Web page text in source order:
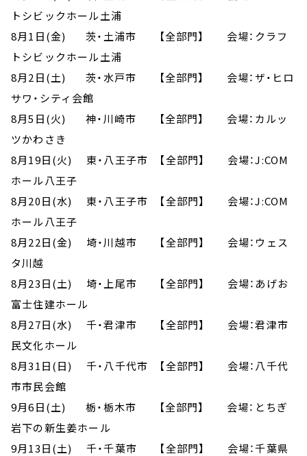
トシビックホール土浦
8月1日(金) 茨・土浦市 【全部門】 会場：クラフ
トシビックホール土浦
8月2日(土) 茨・水戸市 【全部門】 会場：ザ・ヒロ
サワ・シティ会館
8月5日(火) 神・川崎市 【全部門】 会場：カルッ
ツかわさき
8月19日(火) 東・八王子市 【全部門】 会場：J:COM
ホール八王子
8月20日(水) 東・八王子市 【全部門】 会場：J:COM
ホール八王子
8月22日(金) 埼・川越市 【全部門】 会場：ウェス
タ川越
8月23日(土) 埼・上尾市 【全部門】 会場：あげお
富士住建ホール
8月27日(水) 千・君津市 【全部門】 会場：君津市
民文化ホール
8月31日(日) 千・八千代市 【全部門】 会場：八千代
市市民会館
9月6日(土) 栃・栃木市 【全部門】 会場：とちぎ
岩下の新生姜ホール
9月13日(土) 千・千葉市 【全部門】 会場：千葉県